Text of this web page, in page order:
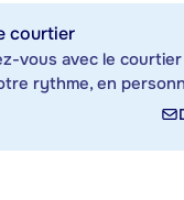
courtier
vous avec le
rythme, en